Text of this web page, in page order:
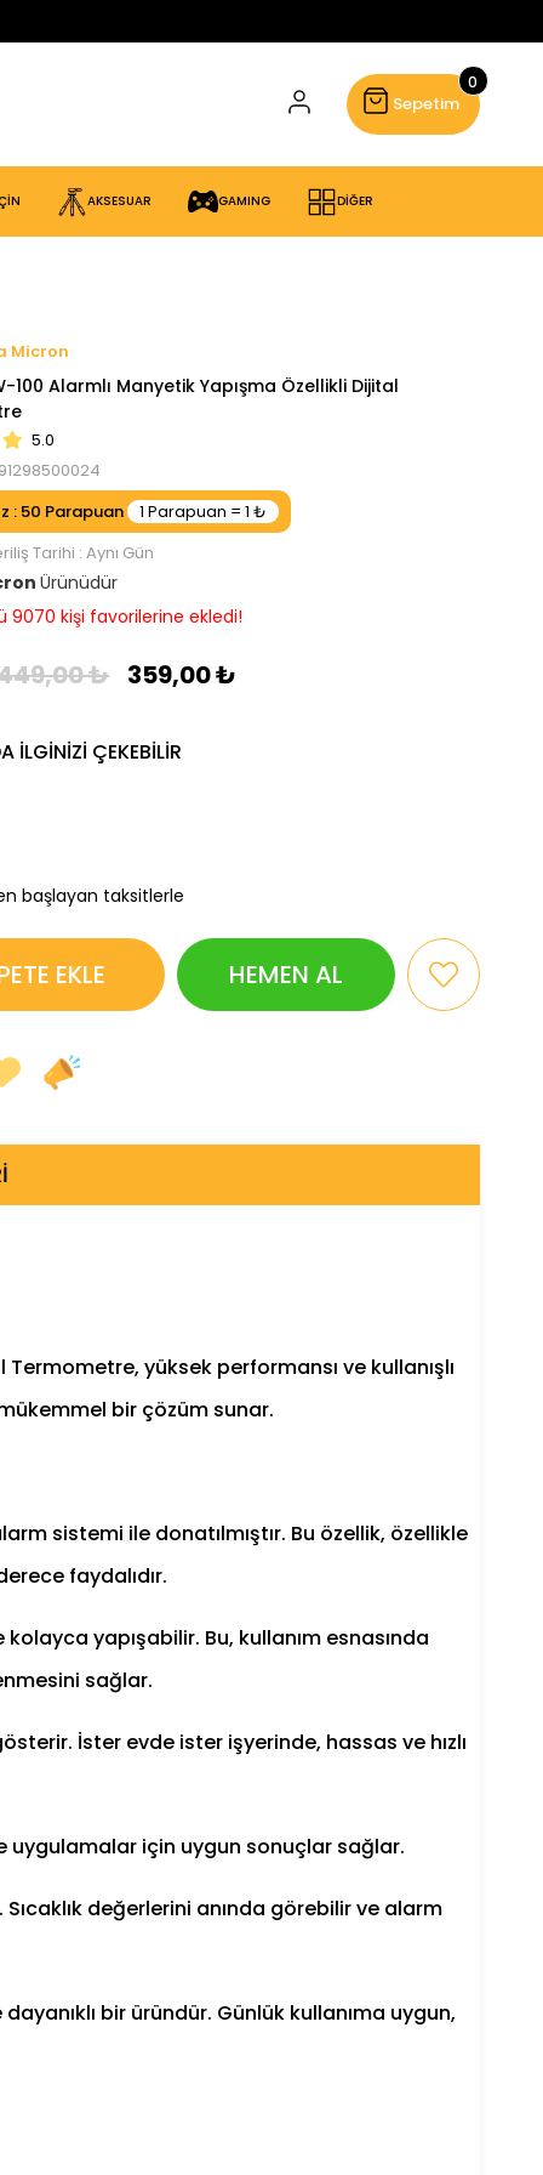
Sepetim
0
AKSESUAR GAMING DİĞER
Micron
100 Alarmlı Manyetik Yapışma Özellikli Dijital
5.0
: 50
Tarihi : Aynı Gün
Ürünüdür
9070 kişi favorilerine ekledi!
₺ 359,00 ₺
ILGINIZI ÇEKEBILIR
başlayan taksitlerle
yüksek performansı ve kullanışlı
bir çözüm sunar.
sistemi ile donatılmıştır. Bu özellik, özellikle
faydalıdır.
yapışabilir. Bu, kullanım esnasında
sağlar.
İster evde ister işyerinde, hassas ve hızlı
uygulamalar için uygun sonuçlar sağlar.
değerlerini anında görebilir ve alarm
bir üründür. Günlük kullanıma uygun,